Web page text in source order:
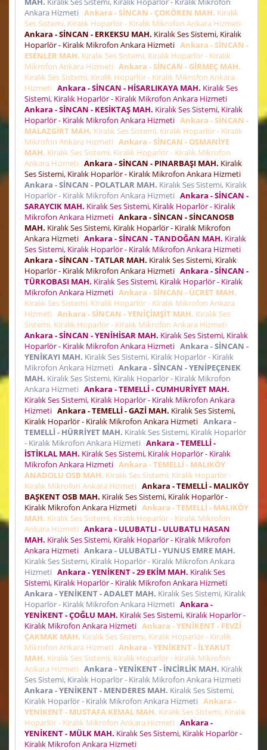
Ankara Hizmeti Ankara - SİNCAN - ÇOKÖREN MAH. Kiralık
Ses Sistemi, Kiralık Hoparlör - Kiralık Mikrofon Ankara Hizmeti
Ankara - SİNCAN - ERKEKSU MAH. Kiralık Ses Sistemi, Kiralık
Hoparlör - Kiralık Mikrofon Ankara Hizmeti Ankara - SİNCAN -
ESENLER MAH. Kiralık Ses Sistemi, Kiralık Hoparlör - Kiralık
Mikrofon Ankara Hizmeti Ankara - SİNCAN - GİRMEÇ MAH.
Kiralık Ses Sistemi, Kiralık Hoparlör - Kiralık Mikrofon Ankara
Hizmeti Ankara - SİNCAN - HİSARLIKAYA MAH. Kiralık Ses
Sistemi, Kiralık Hoparlör - Kiralık Mikrofon Ankara Hizmeti
Ankara - SİNCAN - KESİKTAŞ MAH. Kiralık Ses Sistemi, Kiralık
Hoparlör - Kiralık Mikrofon Ankara Hizmeti Ankara - SİNCAN -
MALAZGİRT MAH. Kiralık Ses Sistemi, Kiralık Hoparlör - Kiralık
Mikrofon Ankara Hizmeti Ankara - SİNCAN - OSMANİYE
MAH. Kiralık Ses Sistemi, Kiralık Hoparlör - Kiralık Mikrofon
Ankara Hizmeti Ankara - SİNCAN - PINARBAŞI MAH. Kiralık
Ses Sistemi, Kiralık Hoparlör - Kiralık Mikrofon Ankara Hizmeti
Ankara - SİNCAN - POLATLAR MAH. Kiralık Ses Sistemi, Kiralık
Hoparlör - Kiralık Mikrofon Ankara Hizmeti Ankara - SİNCAN -
SARAYCIK MAH. Kiralık Ses Sistemi, Kiralık Hoparlör - Kiralık
Mikrofon Ankara Hizmeti Ankara - SİNCAN - SİNCANOSB
MAH. Kiralık Ses Sistemi, Kiralık Hoparlör - Kiralık Mikrofon
Ankara Hizmeti Ankara - SİNCAN - TANDOĞAN MAH. Kiralık
Ses Sistemi, Kiralık Hoparlör - Kiralık Mikrofon Ankara Hizmeti
Ankara - SİNCAN - TATLAR MAH. Kiralık Ses Sistemi, Kiralık
Hoparlör - Kiralık Mikrofon Ankara Hizmeti Ankara - SİNCAN -
TÜRKOBASI MAH. Kiralık Ses Sistemi, Kiralık Hoparlör - Kiralık
Mikrofon Ankara Hizmeti Ankara - SİNCAN - ÜCRET MAH.
Kiralık Ses Sistemi, Kiralık Hoparlör - Kiralık Mikrofon Ankara
Hizmeti Ankara - SİNCAN - YENİÇİMŞİT MAH. Kiralık Ses
Sistemi, Kiralık Hoparlör - Kiralık Mikrofon Ankara Hizmeti
Ankara - SİNCAN - YENİHİSAR MAH. Kiralık Ses Sistemi, Kiralık
Hoparlör - Kiralık Mikrofon Ankara Hizmeti Ankara - SİNCAN -
YENİKAYI MAH. Kiralık Ses Sistemi, Kiralık Hoparlör - Kiralık
Mikrofon Ankara Hizmeti Ankara - SİNCAN - YENİPEÇENEK
MAH. Kiralık Ses Sistemi, Kiralık Hoparlör - Kiralık Mikrofon
Ankara Hizmeti Ankara - TEMELLİ - CUMHURİYET MAH.
Kiralık Ses Sistemi, Kiralık Hoparlör - Kiralık Mikrofon Ankara
Hizmeti Ankara - TEMELLİ - GAZİ MAH. Kiralık Ses Sistemi,
Kiralık Hoparlör - Kiralık Mikrofon Ankara Hizmeti Ankara -
TEMELLİ - HÜRRİYET MAH. Kiralık Ses Sistemi, Kiralık Hoparlör
- Kiralık Mikrofon Ankara Hizmeti Ankara - TEMELLİ -
İSTİKLAL MAH. Kiralık Ses Sistemi, Kiralık Hoparlör - Kiralık
Mikrofon Ankara Hizmeti Ankara - TEMELLİ - MALIKÖY
ANADOLU OSB MAH. Kiralık Ses Sistemi, Kiralık Hoparlör -
Kiralık Mikrofon Ankara Hizmeti Ankara - TEMELLİ - MALIKÖY
BAŞKENT OSB MAH. Kiralık Ses Sistemi, Kiralık Hoparlör -
Kiralık Mikrofon Ankara Hizmeti Ankara - TEMELLİ - MALIKÖY
MAH. Kiralık Ses Sistemi, Kiralık Hoparlör - Kiralık Mikrofon
Ankara Hizmeti Ankara - ULUBATLI - ULUBATLI HASAN
MAH. Kiralık Ses Sistemi, Kiralık Hoparlör - Kiralık Mikrofon
Ankara Hizmeti Ankara - ULUBATLI - YUNUS EMRE MAH.
Kiralık Ses Sistemi, Kiralık Hoparlör - Kiralık Mikrofon Ankara
Hizmeti Ankara - YENİKENT - 29 EKİM MAH. Kiralık Ses
Sistemi, Kiralık Hoparlör - Kiralık Mikrofon Ankara Hizmeti
Ankara - YENİKENT - ADALET MAH. Kiralık Ses Sistemi, Kiralık
Hoparlör - Kiralık Mikrofon Ankara Hizmeti Ankara -
YENİKENT - ÇOĞLU MAH. Kiralık Ses Sistemi, Kiralık Hoparlör -
Kiralık Mikrofon Ankara Hizmeti Ankara - YENİKENT - FEVZİ
ÇAKMAK MAH. Kiralık Ses Sistemi, Kiralık Hoparlör - Kiralık
Mikrofon Ankara Hizmeti Ankara - YENİKENT - İLYAKUT
MAH. Kiralık Ses Sistemi, Kiralık Hoparlör - Kiralık Mikrofon
Ankara Hizmeti Ankara - YENİKENT - İNCİRLİK MAH. Kiralık
Ses Sistemi, Kiralık Hoparlör - Kiralık Mikrofon Ankara Hizmeti
Ankara - YENİKENT - MENDERES MAH. Kiralık Ses Sistemi,
Kiralık Hoparlör - Kiralık Mikrofon Ankara Hizmeti Ankara -
YENİKENT - MUSTAFA KEMAL MAH. Kiralık Ses Sistemi, Kiralık
Hoparlör - Kiralık Mikrofon Ankara Hizmeti Ankara -
YENİKENT - MÜLK MAH. Kiralık Ses Sistemi, Kiralık Hoparlör -
Kiralık Mikrofon Ankara Hizmeti